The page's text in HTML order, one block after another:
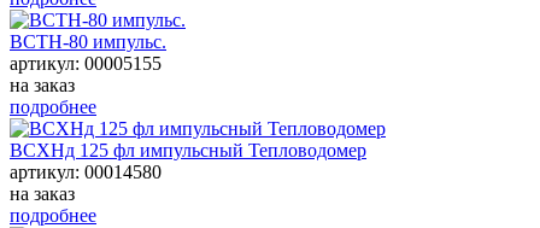
ВСТН-80 импульс.
артикул: 00005155
на заказ
подробнее
ВСХНд 125 фл импульсный Тепловодомер
артикул: 00014580
на заказ
подробнее